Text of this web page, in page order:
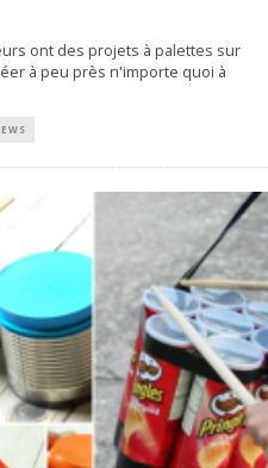
ont des projets à palettes sur
à peu près n'importe quoi à